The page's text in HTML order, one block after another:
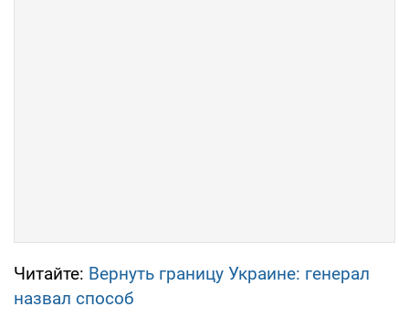
Читайте: Вернуть границу Украине: генерал
назвал способ